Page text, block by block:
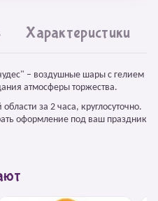
Характеристики
– воздушные шары с гелием
атмосферы торжества.
за 2 часа, круглосуточно.
оформление под ваш праздник